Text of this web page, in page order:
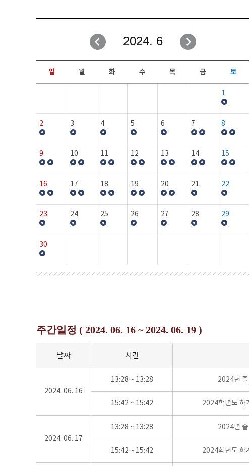
취업성공지원과
창업지원·교육센터
현장실습/IPP사업단
커뮤니티
자유게시판
일정안내
보도자료
행사갤러리
2024. 6
일 월 화 수 목 금 토
1
2 3 4 5 6 7 8
9 10 11 12 13 14 15
16 17 18 19 20 21 22
23 24 25 26 27 28 29
30
주간일정 ( 2024. 06. 16 ~ 2024. 06. 19 )
날짜 시간
2024. 06. 16
13:28 ~ 13:28 2024년
15:42 ~ 15:42 2024학년도 하
2024. 06. 17
13:28 ~ 13:28 2024년
15:42 ~ 15:42 2024학년도 하